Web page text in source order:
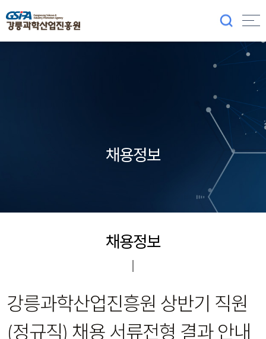
채용정보
채용정보
강릉과학산업진흥원 상반기 직원
(정규직) 채용 서류전형 결과 안내